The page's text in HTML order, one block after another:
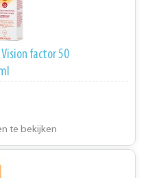
factor 50
te bekijken